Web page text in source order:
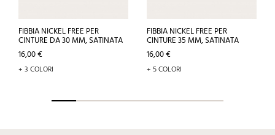
FIBBIA NICKEL FREE PER
CINTURE DA 30 MM, SATINATA
Prezzo
16,00 €
+ 3 COLORI
FIBBIA NICKEL FREE PER
CINTURE 35 MM, SATINATA
Prezzo
16,00 €
+ 5 COLORI